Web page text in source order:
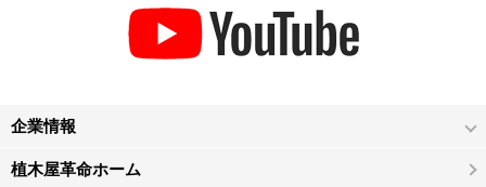
企業情報
植木屋革命ホーム